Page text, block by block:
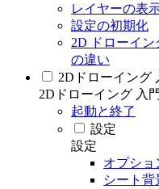
レイヤーの表
設定の初期化
2D ドローイン
の違い
2Dドローイング
2Dドローイング 入門
起動と終了
設定
設定
オプショ
シート背